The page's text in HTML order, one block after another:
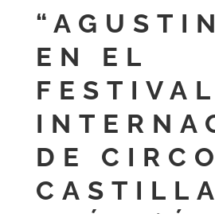
EN EL
FESTIVAL
DE